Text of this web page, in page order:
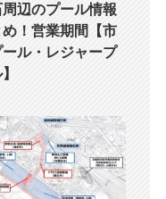
周辺のプール情報
め！営業期間【市
ール・レジャープ